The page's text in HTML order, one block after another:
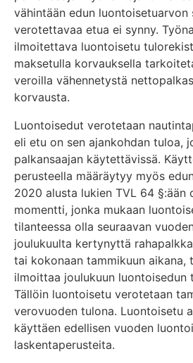
vähintään edun luontoisetuarvon
verotettavaa etua ei synny.
ilmoitettava luontoisetu
maksetulla korvauksella
veroilla vähennetystä
korvausta.
Luontoisedut verotetaan
eli etu on sen ajankohdan tuloa,
palkansaajan käytettävissä.
perusteella määräytyy myös
2020 alusta lukien TVL 64 §:ään
momentti, jonka mukaan
tilanteessa olla seuraavan
joulukuulta kertynyttä
tai kokonaan tammikuun aikana,
ilmoittaa joulukuun luontoisedun
Tällöin luontoisetu verotetaan
verovuoden tulona. Luontoisetu
käyttäen edellisen vuoden
laskentaperusteita.